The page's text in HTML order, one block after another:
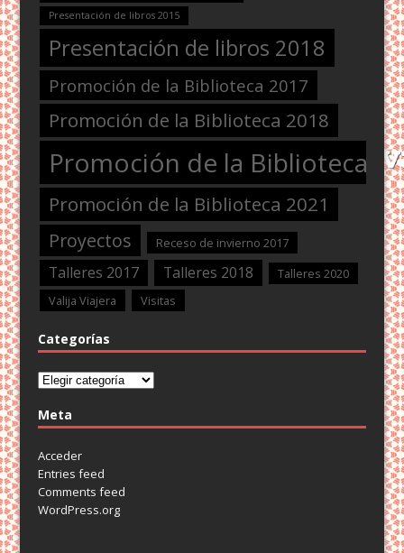
Presentación de libros 2015
Presentación de libros 2018
Promoción de la Biblioteca 2017
Promoción de la Biblioteca 2018
Promoción de la Biblioteca
Promoción de la Biblioteca 2021
Proyectos Receso de invierno 2017
Talleres 2017 Talleres 2018
Talleres 2020
Valija Viajera
Visitas
Categorías
Categorías
Meta
Acceder
Entries feed
Comments feed
WordPress.org